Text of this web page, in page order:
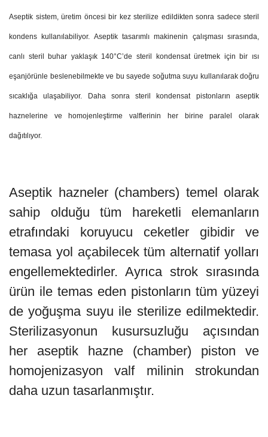
Aseptik sistem, üretim öncesi bir kez sterilize edildikten sonra sadece steril
kondens kullanılabiliyor. Aseptik tasarımlı makinenin çalışması sırasında,
canlı steril buhar yaklaşık 140°C’de steril kondensat üretmek için bir ısı
eşanjörünle beslenebilmekte ve bu sayede soğutma suyu kullanılarak doğru
sıcaklığa ulaşabiliyor. Daha sonra steril kondensat pistonların aseptik
haznelerine ve homojenleştirme valflerinin her birine paralel olarak
dağıtılıyor.
Aseptik hazneler (chambers) temel olarak
sahip olduğu tüm hareketli elemanların
etrafındaki koruyucu ceketler gibidir ve
temasa yol açabilecek tüm alternatif yolları
engellemektedirler. Ayrıca strok sırasında
ürün ile temas eden pistonların tüm yüzeyi
de yoğuşma suyu ile sterilize edilmektedir.
Sterilizasyonun kusursuzluğu açısından
her aseptik hazne (chamber) piston ve
homojenizasyon valf milinin strokundan
daha uzun tasarlanmıştır.